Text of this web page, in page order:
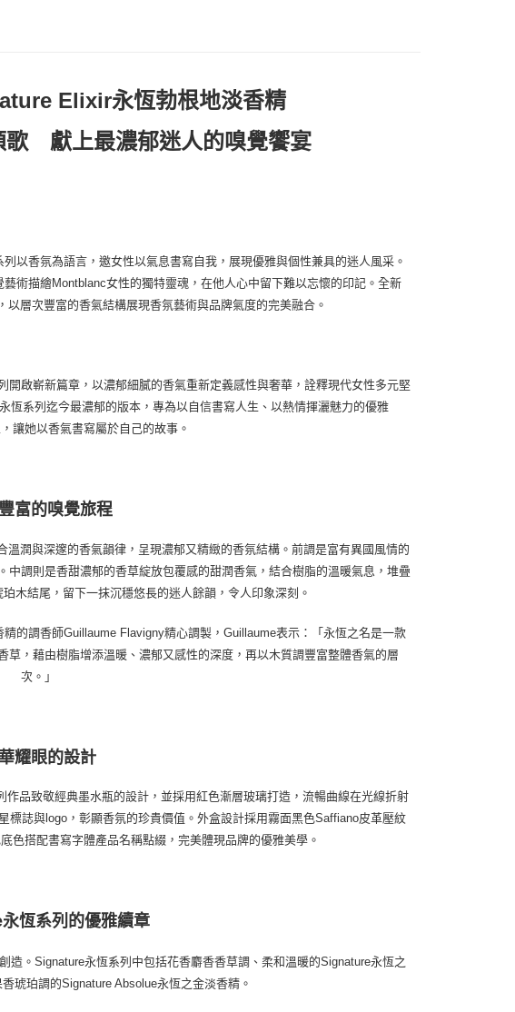
Elixir永恆勃根地淡香精
歌 獻上最濃郁迷人的嗅覺饗宴
以香氛為語言，邀女性以氣息書寫自我，展現優雅與個性兼具的迷人風采。
術描繪Montblanc女性的獨特靈魂，在他人心中留下難以忘懷的印記。全新
層次豐富的香氣結構展現香氛藝術與品牌氣度的完美融合。
啟嶄新篇章，以濃郁細膩的香氣重新定義感性與奢華，詮釋現代女性多元堅
恆系列迄今最濃郁的版本，專為以自信書寫人生、以熱情揮灑魅力的優雅
讓她以香氣書寫屬於自己的故事。
富的嗅覺旅程
潤與深邃的香氣韻律，呈現濃郁又精緻的香氛結構。前調是富有異國風情的
調則是香甜濃郁的香草綻放包覆感的甜潤香氣，結合樹脂的溫暖氣息，堆疊
木結尾，留下一抹沉穩悠長的迷人餘韻，令人印象深刻。
的調香師Guillaume Flavigny精心調製，Guillaume表示：「永恆之名是一款
，藉由樹脂增添溫暖、濃郁又感性的深度，再以木質調豐富整體香氣的層
次。」
耀眼的設計
品致敬經典墨水瓶的設計，並採用紅色漸層玻璃打造，流暢曲線在光線折射
標誌與logo，彰顯香氛的珍貴價值。外盒設計採用霧面黑色Saffiano皮革壓紋
色搭配書寫字體產品名稱點綴，完美體現品牌的優雅美學。
恆系列的優雅續章
。Signature永恆系列中包括花香麝香香草調、柔和溫暖的Signature永恆之
琥珀調的Signature Absolue永恆之金淡香精。